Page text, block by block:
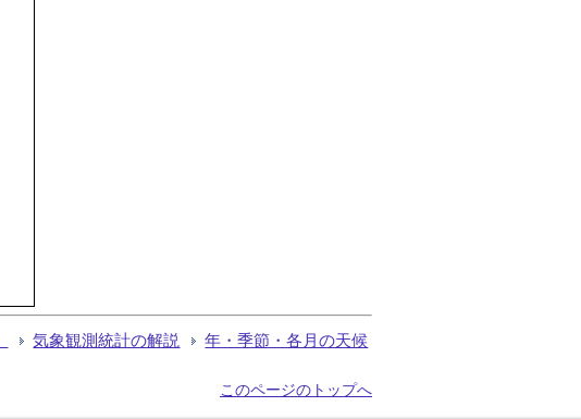
気象観測統計の解説 年・季節・各月の天候
このページのトップへ